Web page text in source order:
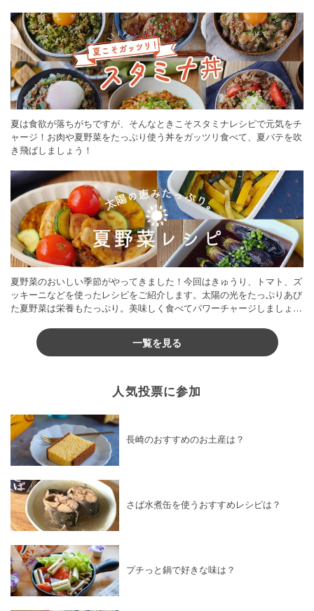
夏は食欲が落ちがちですが、そんなときこそスタミナレシピで元気をチ
ャージ！お肉や夏野菜をたっぷり使う丼をガッツリ食べて、夏バテを吹
き飛ばしましょう！
夏野菜のおいしい季節がやってきました！今回はきゅうり、トマト、ズ
ッキーニなどを使ったレシピをご紹介します。太陽の光をたっぷりあび
た夏野菜は栄養もたっぷり。美味しく食べてパワーチャージしましょう
一覧を見る
人気投票に参加
長崎のおすすめのお土産は？
さば水煮缶を使うおすすめレシピは？
プチっと鍋で好きな味は？